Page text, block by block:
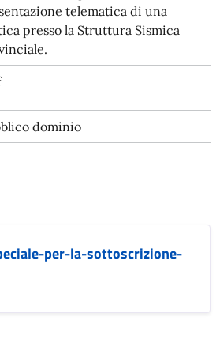
telematica di una
presso la Struttura Sismica
dominio
per-la-sottoscrizione-